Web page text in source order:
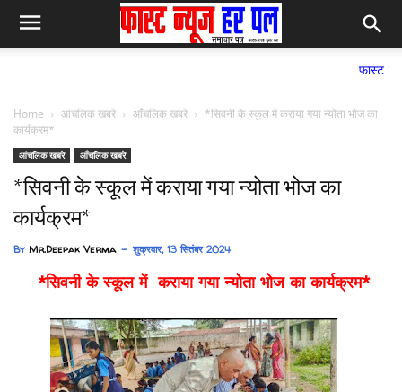
फास्ट न्यूज हर पल
Home आंचलिक खबरे आँचलिक खबरे
*सिवनी के स्कूल में कराया गया न्योता भोज का
कार्यक्रम*
आंचलिक खबरे आँचलिक खबरे
*सिवनी के स्कूल में कराया गया न्योता भोज का
कार्यक्रम*
By Mr.Deepak Verma शुक्रवार, 13 सितंबर 2024
*सिवनी के स्कूल में कराया गया न्योता भोज का कार्यक्रम*